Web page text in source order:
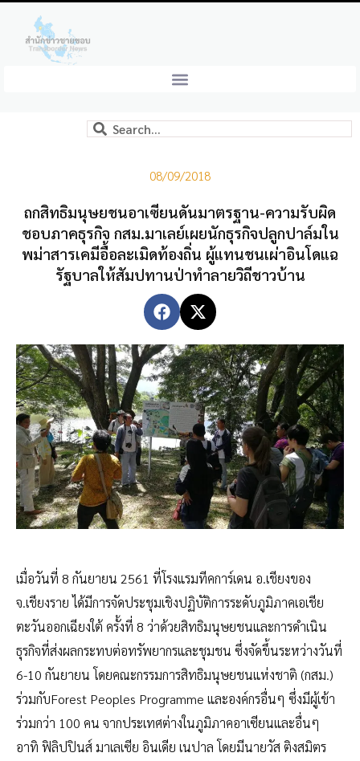
08/09/2018
ถกสิทธิมนุษยชนอาเซียนดันมาตรฐาน-ความรับผิด
ชอบภาคธุรกิจ กสม.มาเลย์เผยนักธุรกิจปลูกปาล์มใน
พม่าสารเคมีอื้อละเมิดท้องถิ่น ผู้แทนชนเผ่าอินโดแฉ
รัฐบาลให้สัมปทานป่าทำลายวิถีชาวบ้าน
เมื่อวันที่ 8 กันยายน 2561 ที่โรงแรมทีคการ์เดน อ.เชียงของ
จ.เชียงราย ได้มีการจัดประชุมเชิงปฏิบัติการระดับภูมิภาคเอเชีย
ตะวันออกเฉียงใต้ ครั้งที่ 8 ว่าด้วยสิทธิมนุษยชนและการดำเนิน
ธุรกิจที่ส่งผลกระทบต่อทรัพยากรและชุมชน ซึ่งจัดขึ้นระหว่างวันที่
6-10 กันยายน โดยคณะกรรมการสิทธิมนุษยชนแห่งชาติ (กสม.)
ร่วมกับForest Peoples Programme และองค์กรอื่นๆ ซึ่งมีผู้เข้า
ร่วมกว่า 100 คน จากประเทศต่างในภูมิภาคอาเซียนและอื่นๆ
อาทิ ฟิลิปปินส์ มาเลเซีย อินเดีย เนปาล โดยมีนายวัส ติงสมิตร